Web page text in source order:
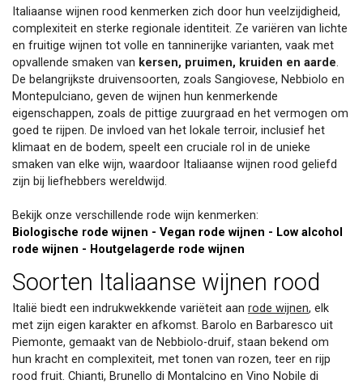
Italiaanse wijnen rood kenmerken zich door hun veelzijdigheid,
complexiteit en sterke regionale identiteit. Ze variëren van lichte
en fruitige wijnen tot volle en tanninerijke varianten, vaak met
opvallende smaken van kersen, pruimen, kruiden en aarde.
De belangrijkste druivensoorten, zoals Sangiovese, Nebbiolo en
Montepulciano, geven de wijnen hun kenmerkende
eigenschappen, zoals de pittige zuurgraad en het vermogen om
goed te rijpen. De invloed van het lokale terroir, inclusief het
klimaat en de bodem, speelt een cruciale rol in de unieke
smaken van elke wijn, waardoor Italiaanse wijnen rood geliefd
zijn bij liefhebbers wereldwijd.
Bekijk onze verschillende rode wijn kenmerken:
Biologische rode wijnen - Vegan rode wijnen - Low alcohol
rode wijnen - Houtgelagerde rode wijnen
Soorten Italiaanse wijnen rood
Italië biedt een indrukwekkende variëteit aan rode wijnen, elk
met zijn eigen karakter en afkomst. Barolo en Barbaresco uit
Piemonte, gemaakt van de Nebbiolo-druif, staan bekend om
hun kracht en complexiteit, met tonen van rozen, teer en rijp
rood fruit. Chianti, Brunello di Montalcino en Vino Nobile di